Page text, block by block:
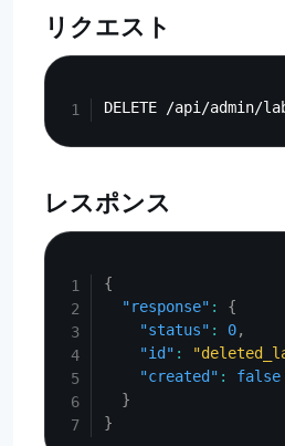
リクエスト
レスポンス
{
"response" :
{
"status" : 0,
"id" :
"created" :
false
}
}